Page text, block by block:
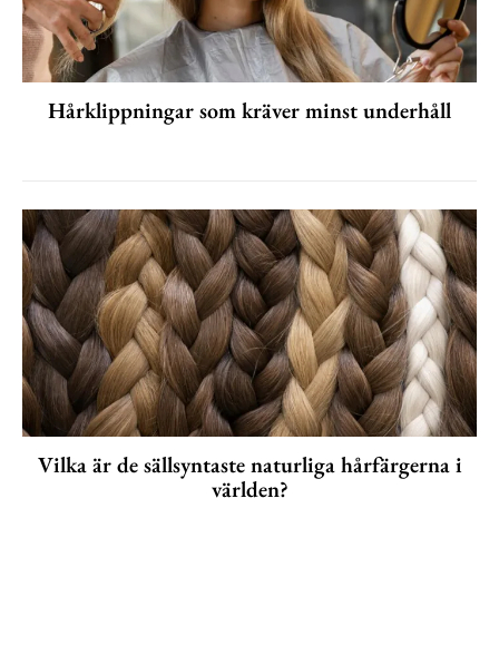
Hårklippningar som kräver minst underhåll
Vilka är de sällsyntaste naturliga hårfärgerna i
världen?